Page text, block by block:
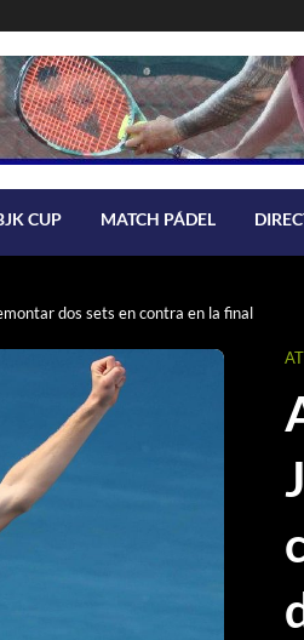
CUP MATCH PÁDEL
dos sets en contra en la final